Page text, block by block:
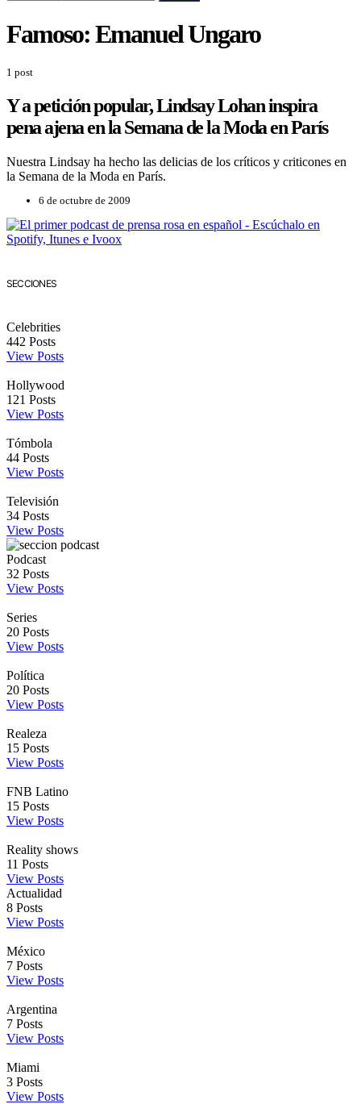
Famoso:Emanuel Ungaro
1 post
Y a petición popular, Lindsay Lohan inspira
pena ajena en la Semana de la Moda en Parí­s
Nuestra Lindsay ha hecho las delicias de los crí­ticos y criticones en
la Semana de la Moda en Parí­s.
6 de octubre de 2009
SECCIONES
Celebrities
442 Posts
View Posts
Hollywood
121 Posts
View Posts
Tómbola
44 Posts
View Posts
Televisión
34 Posts
View Posts
Podcast
32 Posts
View Posts
Series
20 Posts
View Posts
Política
20 Posts
View Posts
Realeza
15 Posts
View Posts
FNB Latino
15 Posts
View Posts
Reality shows
11 Posts
View Posts
Actualidad
8 Posts
View Posts
México
7 Posts
View Posts
Argentina
7 Posts
View Posts
Miami
3 Posts
View Posts